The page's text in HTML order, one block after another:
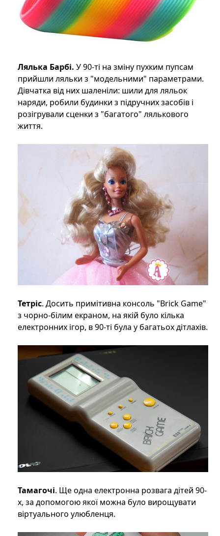
Лялька Барбі. У 90-ті на зміну пухким пупсам
прийшли ляльки з "модельними" параметрами.
Дівчатка від них шаленіли: шили для ляльок
наряди, робили будинки з підручних засобів і
розігрували сценки з "багатого" лялькового
життя.
Тетріс. Досить примітивна консоль "Brick Game"
з чорно-білим екраном, на якій було кілька
електронних ігор, в 90-ті була у багатьох дітлахів.
Тамагочі. Ще одна електронна розвага дітей 90-
х, за допомогою якої можна було вирощувати
віртуального улюбленця.